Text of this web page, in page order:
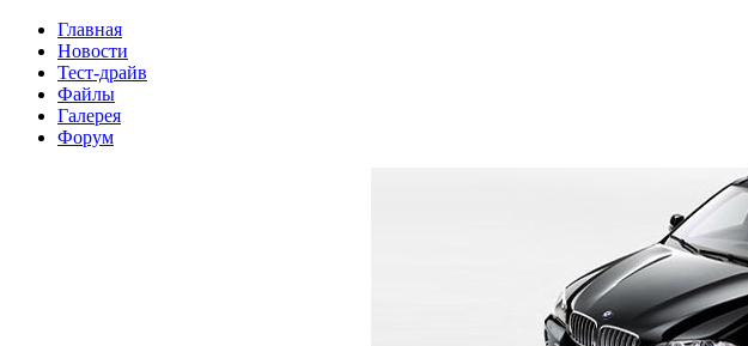
Главная
Новости
Тест-драйв
Файлы
Галерея
Форум